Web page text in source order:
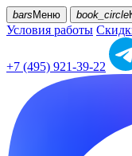
bars Меню book_circle
Условия работы
+7 (495) 921-39-22